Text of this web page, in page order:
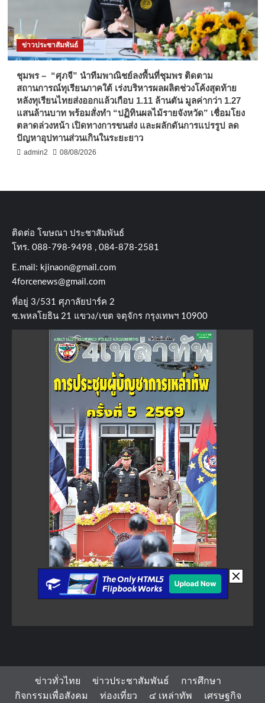
ข่าวประชาสัมพันธ์
ชุมพร – “ศุภจี” นำทีมพาณิชย์ลงพื้นที่ชุมพร ติดตาม
สถานการณ์ทุเรียนภาคใต้ เร่งบริหารผลผลิตช่วงโค้งสุดท้าย
หลังทุเรียนไทยส่งออกแล้วเกือบ 1.11 ล้านตัน มูลค่ากว่า 1.27
แสนล้านบาท พร้อมสั่งทำ “ปฏิทินผลไม้รายจังหวัด” เชื่อมโยง
ตลาดล่วงหน้า เปิดทางการขนส่ง และผลักดันการแปรรูป ลด
ปัญหาอุปทานส่วนเกินในระยะยาว
admin2 08/08/2026
ติดต่อ​ โฆษณา​ ประชาสัมพันธ์
โทร​. 088-798-9498 , 084-878-2581
E.mail: kjinaon@gmail.com
4forcenews@gmail.com
ที่อยู่​ 3/531​ ศุภาลัยปาร์ค​ 2
ซ.พหลโยธิน​ 21​ แขวง/เขต​ จตุจักร​ กรุงเทพฯ 10900
ข่าวทั่วไทย ข่าวประชาสัมพันธ์
การศึกษา
กิจกรรมเพื่อสังคม
ท่องเที่ยว ๔ เหล่าทัพ เศรษฐกิจ